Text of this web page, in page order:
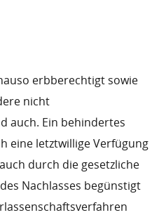
erbberechtigt sowie
nicht
auch. Ein behindertes
eine letztwillige Verfügung
durch die gesetzliche
Nachlasses begünstigt